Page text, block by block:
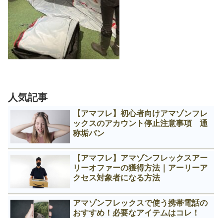
人気記事
【アマフレ】初心者向けアマゾンフレ
ックスのアカウント停止注意事項 通
称垢バン
【アマフレ】アマゾンフレックスアー
リーオファーの獲得方法｜アーリーア
クセス対象者になる方法
アマゾンフレックスで使う携帯電話の
おすすめ！必要なアイテムはコレ！